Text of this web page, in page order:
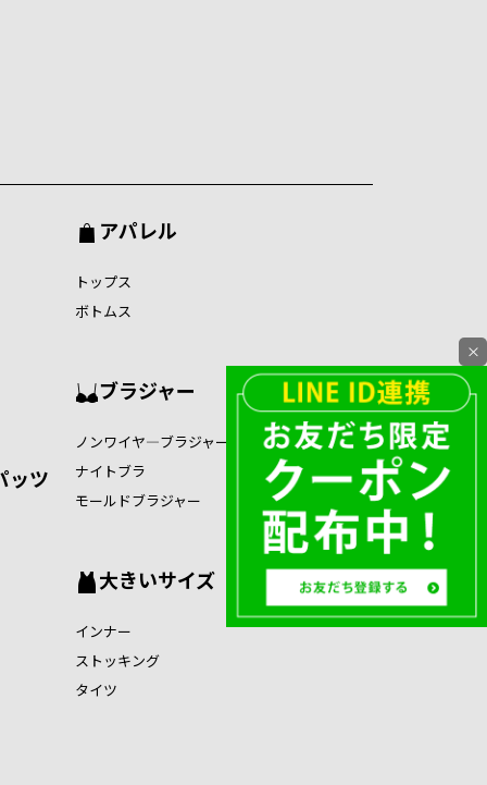
ッツ
アパレル
トップス
ボトムス
ブラジャー
ノンワイヤ―ブラジャー
ナイトブラ
モールドブラジャー
大きいサイズ
インナー
ストッキング
タイツ
×